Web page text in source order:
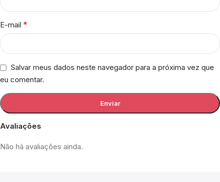
Avaliações
Não há avaliações ainda.
E-mail *
Salvar meus dados neste navegador para a próxima vez que
eu comentar.